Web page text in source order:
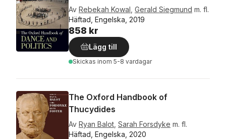
Av Rebekah Kowal Gerald Siegmund m. fl.
Häftad, Engelska, 2019
858 kr
Lägg till
Skickas inom 5-8 vardagar
The Oxford Handbook of
Thucydides
Av Ryan Balot Sarah Forsdyke m. fl.
Häftad, Engelska, 2020